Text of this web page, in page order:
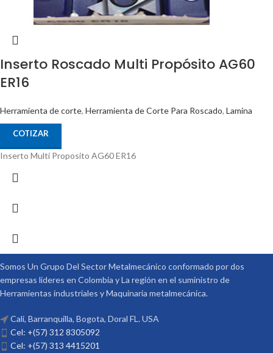
Inserto Roscado Multi Propósito AG60
ER16
Herramienta de corte, Herramienta de Corte Para Roscado, Lamina
COTIZAR
Inserto Multi Proposito AG60 ER16
Somos Un Grupo Del Sector Metalmecánico conformado por dos
empresas lideres en Colombia y La región en el suministro de
Herramientas industriales y Maquinaria metalmecánica.
Cali, Barranquilla, Bogota, Doral FL. USA
Cel: +(57) 312 8305092
Cel: +(57) 313 4415201